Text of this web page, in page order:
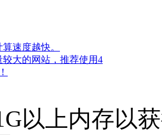
速度越快。
大的网站，推荐使用4
以上内存以